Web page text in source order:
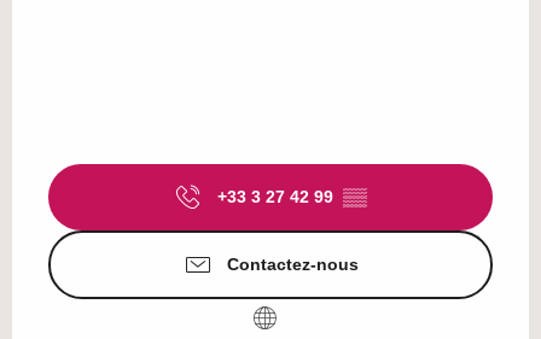
+33 3 27 42 99 ▒▒
Contactez-nous